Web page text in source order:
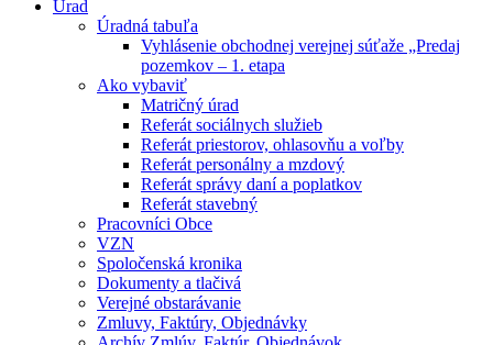
Úrad
Úradná tabuľa
Vyhlásenie obchodnej verejnej súťaže „Predaj
pozemkov – 1. etapa
Ako vybaviť
Matričný úrad
Referát sociálnych služieb
Referát priestorov, ohlasovňu a voľby
Referát personálny a mzdový
Referát správy daní a poplatkov
Referát stavebný
Pracovníci Obce
VZN
Spoločenská kronika
Dokumenty a tlačivá
Verejné obstarávanie
Zmluvy, Faktúry, Objednávky